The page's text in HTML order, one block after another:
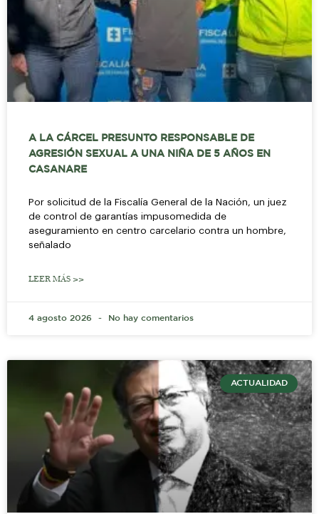
A LA CÁRCEL PRESUNTO RESPONSABLE DE
AGRESIÓN SEXUAL A UNA NIÑA DE 5 AÑOS EN
CASANARE
Por solicitud de la Fiscalía General de la Nación, un juez
de control de garantías impusomedida de
aseguramiento en centro carcelario contra un hombre,
señalado
LEER MÁS >>
4 agosto 2026 No hay comentarios
ACTUALIDAD